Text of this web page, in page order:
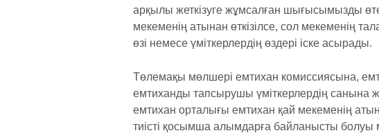
арқылы жеткізуге жұмсалған шығысымызды
мекеменің атынан өткізілсе, сол мекеменің
өзі немесе үміткерлердің өздері іске асырады.
Төлемақы мөлшері емтихан комиссиясына,
емтиханды тапсырушы үміткерлердің санына
емтихан орталығы емтихан қай мекеменің
тиісті қосымша алымдарға байланысты болуы